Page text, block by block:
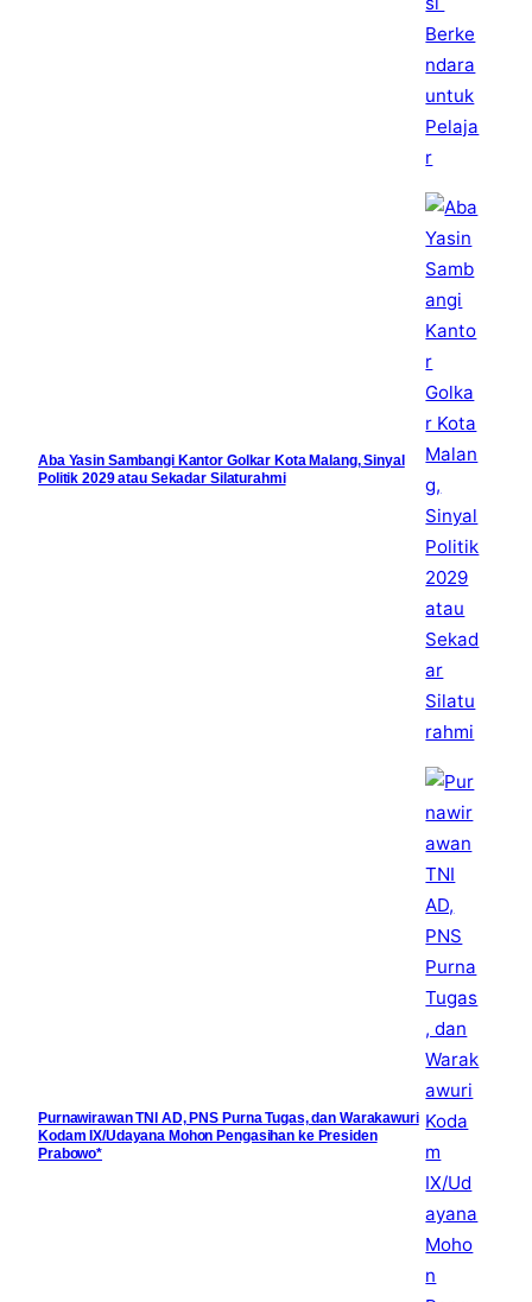
Aba Yasin Sambangi Kantor Golkar Kota Malang, Sinyal
Politik 2029 atau Sekadar Silaturahmi
Purnawirawan TNI AD, PNS Purna Tugas, dan Warakawuri
Kodam IX/Udayana Mohon Pengasihan ke Presiden
Prabowo*